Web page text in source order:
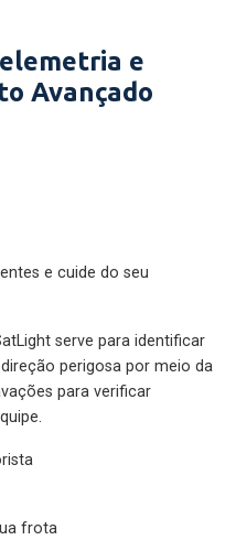
e
Avançado
e cuide do seu
serve para identificar
perigosa por meio da
para verificar
frota